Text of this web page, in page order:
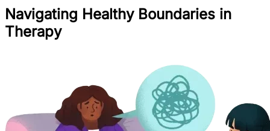
Navigating Healthy Boundaries in
Therapy